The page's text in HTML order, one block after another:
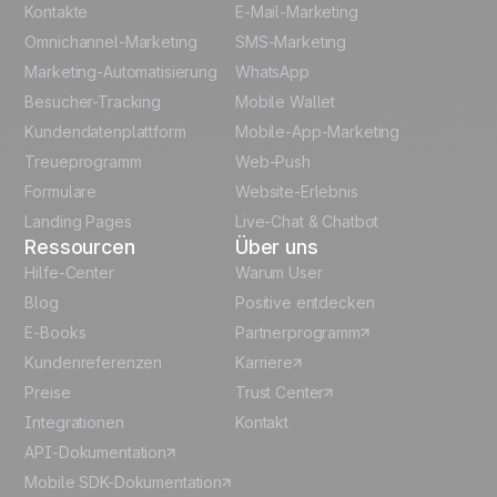
English
Polish
Español
Kontakte
Omnichannel-Marketing
Marketing-Automatisierung
Besucher-Tracking
Kundendatenplattform
Treueprogramm
Formulare
Landing Pages
E-Mail-Marketing
SMS-Marketing
WhatsApp
Mobile Wallet
Mobile-App-Marketing
Web-Push
Website-Erlebnis
Live-Chat & Chatbot
Ressourcen
Hilfe-Center
Blog
E-Books
Kundenreferenzen
Preise
Integrationen
API-Dokumentation
Mobile SDK-Dokumentation
Über uns
Warum User
Positive entdecken
Partnerprogramm
Karriere
Trust Center
Kontakt